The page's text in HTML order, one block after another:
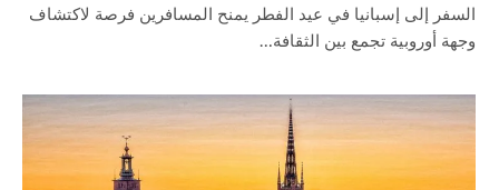
السفر إلى إسبانيا في عيد الفطر يمنح المسافرين فرصة لاكتشاف
وجهة أوروبية تجمع بين الثقافة…